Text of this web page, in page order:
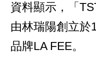
資料顯示，「
由林瑞陽創立於
品牌LA FEE。